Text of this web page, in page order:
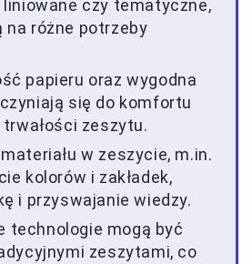
liniowane czy tematyczne,
na różne potrzeby
papieru oraz wygodna
się do komfortu
zeszytu.
w zeszycie, m.in.
kolorów i zakładek,
i przyswajanie wiedzy.
technologie mogą być
zeszytami, co